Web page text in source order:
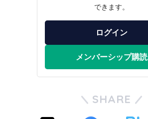
できます。
ログイン
メンバーシップ購読
SHARE